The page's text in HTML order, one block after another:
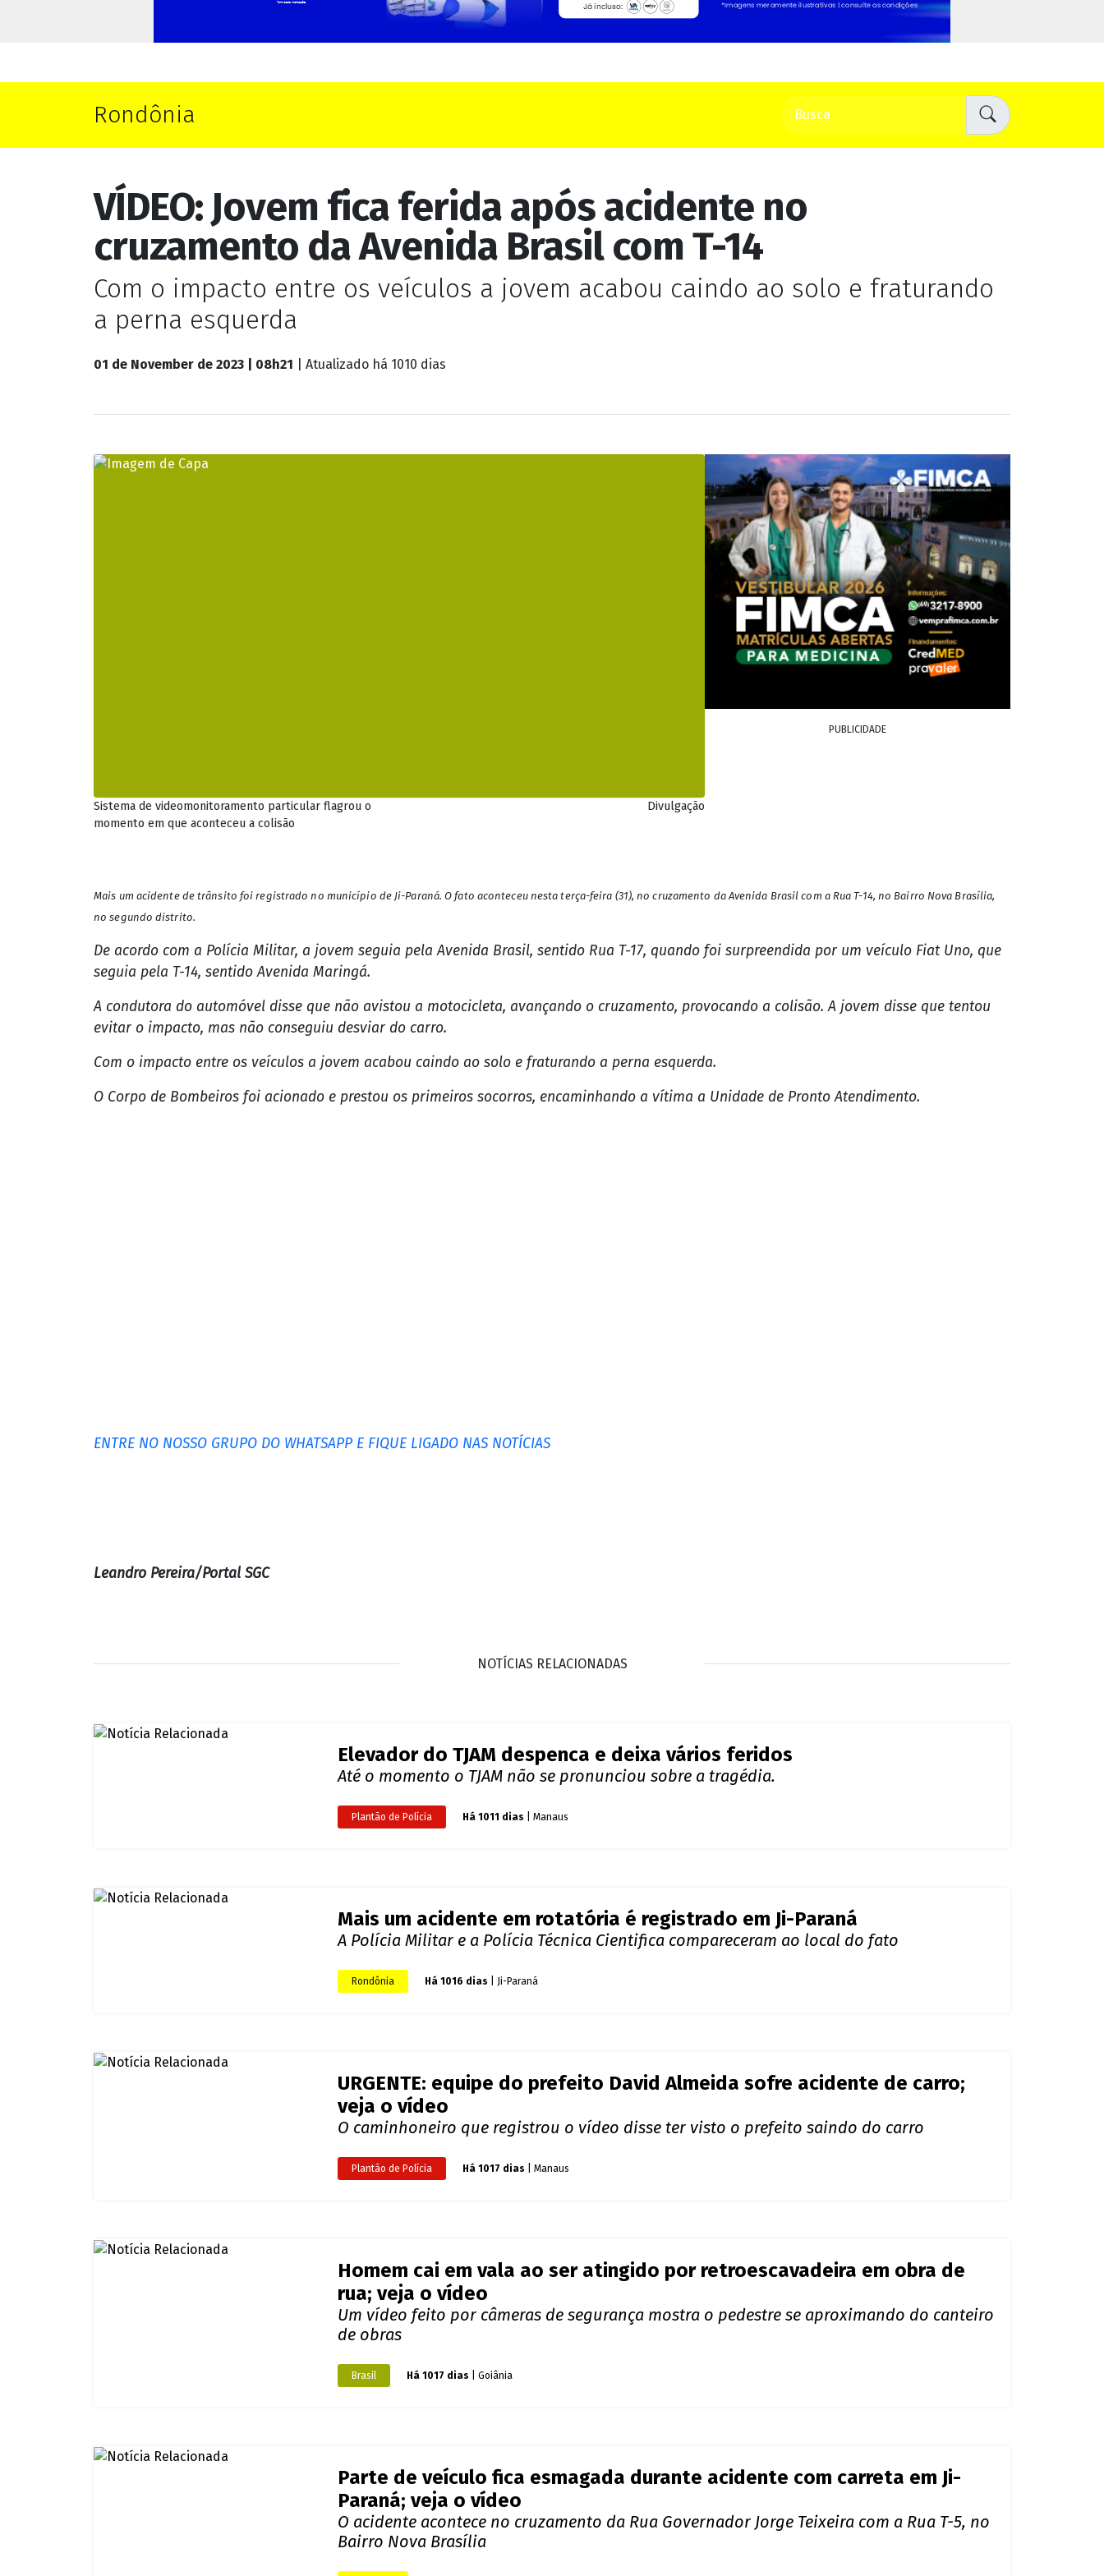
Rondônia
VÍDEO: Jovem fica ferida após acidente no
cruzamento da Avenida Brasil com T-14
Com o impacto entre os veículos a jovem acabou caindo ao solo e fraturando
a perna esquerda
01 de November de 2023 | 08h21 | Atualizado há 1010 dias
Sistema de videomonitoramento particular flagrou o
momento em que aconteceu a colisão
Divulgação
PUBLICIDADE
Mais um acidente de trânsito foi registrado no município de Ji-Paraná. O fato aconteceu nesta terça-feira (31), no cruzamento da Avenida Brasil com a Rua T-14, no Bairro Nova Brasília,
no segundo distrito.
De acordo com a Polícia Militar, a jovem seguia pela Avenida Brasil, sentido Rua T-17, quando foi surpreendida por um veículo Fiat Uno, que
seguia pela T-14, sentido Avenida Maringá.
A condutora do automóvel disse que não avistou a motocicleta, avançando o cruzamento, provocando a colisão. A jovem disse que tentou
evitar o impacto, mas não conseguiu desviar do carro.
Com o impacto entre os veículos a jovem acabou caindo ao solo e fraturando a perna esquerda.
O Corpo de Bombeiros foi acionado e prestou os primeiros socorros, encaminhando a vítima a Unidade de Pronto Atendimento.
ENTRE NO NOSSO GRUPO DO WHATSAPP E FIQUE LIGADO NAS NOTÍCIAS
Leandro Pereira/Portal SGC
NOTÍCIAS RELACIONADAS
Elevador do TJAM despenca e deixa vários feridos
Até o momento o TJAM não se pronunciou sobre a tragédia.
Plantão de Polícia Há 1011 dias | Manaus
Mais um acidente em rotatória é registrado em Ji-Paraná
A Polícia Militar e a Polícia Técnica Cientifica compareceram ao local do fato
Rondônia Há 1016 dias | Ji-Paraná
URGENTE: equipe do prefeito David Almeida sofre acidente de carro;
veja o vídeo
O caminhoneiro que registrou o vídeo disse ter visto o prefeito saindo do carro
Plantão de Polícia Há 1017 dias | Manaus
Homem cai em vala ao ser atingido por retroescavadeira em obra de
rua; veja o vídeo
Um vídeo feito por câmeras de segurança mostra o pedestre se aproximando do canteiro
de obras
Brasil Há 1017 dias | Goiânia
Parte de veículo fica esmagada durante acidente com carreta em Ji-
Paraná; veja o vídeo
O acidente acontece no cruzamento da Rua Governador Jorge Teixeira com a Rua T-5, no
Bairro Nova Brasília